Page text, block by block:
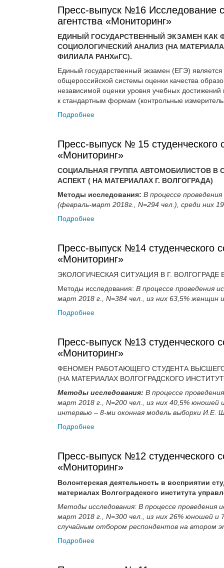
Пресс-выпуск №16 Исследование
агентства «Мониторинг»
ЕДИНЫЙ ГОСУДАРСТВЕННЫЙ ЭКЗАМЕН
СОЦИОЛОГИЧЕСКИЙ АНАЛИЗ (НА
ФИЛИАЛА РАНХиГС).
Единый государственный экзамен (ЕГЭ)
общероссийской системы оценки качества
независимой оценки уровня учебных
к стандартным формам (контрольные
Подробнее
Пресс-выпуск № 15 студенческого
«Мониторинг»
СОЦИАЛЬНАЯ ГРУППА АВТОМОБИЛИСТОВ В
АСПЕКТ ( НА МАТЕРИАЛАХ Г. ВОЛГОГРАДА)
Методы исследования: В процессе
(февраль-март 2018г., N=294 чел.), среди них
Подробнее
Пресс-выпуск №14 студенческого
«Мониторинг»
ЭКОЛОГИЧЕСКАЯ СИТУАЦИЯ В Г.
Методы исследования: В процессе проведения
март 2018 г., N=384 чел., из них 63,5% женщин
Подробнее
Пресс-выпуск №13 студенческого
«Мониторинг»
ФЕНОМЕН РАБОТАЮЩЕГО СТУДЕНТА
(НА МАТЕРИАЛАХ ВОЛГОГРАДСКОГО
Методы исследования: В процессе
март 2018 г., N=200 чел., из них 40,5% юношей
интервью – 8-ми оконная модель выборки И.Е.
Подробнее
Пресс-выпуск №12 студенческого
«Мониторинг»
Волонтерская деятельность в восприятии
материалах Волгоградского института
Методы исследования: В процессе проведения
март 2018 г., N=300 чел., из них 26% юношей и
случайным отбором респондентов на втором
Подробнее